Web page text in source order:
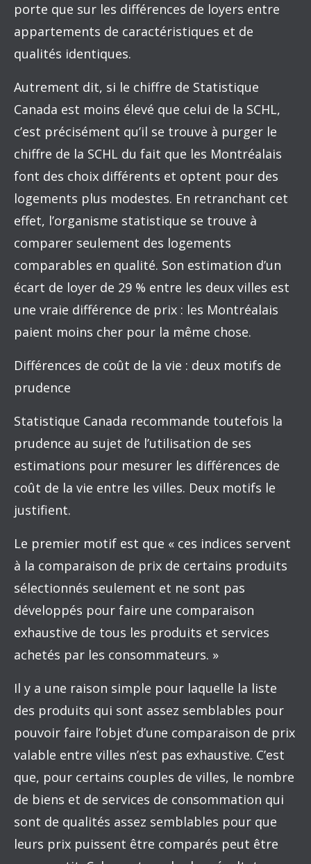
porte que sur les différences de loyers entre
appartements de caractéristiques et de
qualités identiques.
Autrement dit, si le chiffre de Statistique
Canada est moins élevé que celui de la SCHL,
c’est précisément qu’il se trouve à purger le
chiffre de la SCHL du fait que les Montréalais
font des choix différents et optent pour des
logements plus modestes. En retranchant cet
effet, l’organisme statistique se trouve à
comparer seulement des logements
comparables en qualité. Son estimation d’un
écart de loyer de 29 % entre les deux villes est
une vraie différence de prix : les Montréalais
paient moins cher pour la même chose.
Différences de coût de la vie : deux motifs de
prudence
Statistique Canada recommande toutefois la
prudence au sujet de l’utilisation de ses
estimations pour mesurer les différences de
coût de la vie entre les villes. Deux motifs le
justifient.
Le premier motif est que « ces indices servent
à la comparaison de prix de certains produits
sélectionnés seulement et ne sont pas
développés pour faire une comparaison
exhaustive de tous les produits et services
achetés par les consommateurs. »
Il y a une raison simple pour laquelle la liste
des produits qui sont assez semblables pour
pouvoir faire l’objet d’une comparaison de prix
valable entre villes n’est pas exhaustive. C’est
que, pour certains couples de villes, le nombre
de biens et de services de consommation qui
sont de qualités assez semblables pour que
leurs prix puissent être comparés peut être